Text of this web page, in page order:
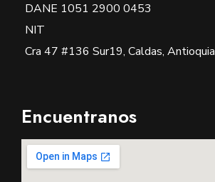
DANE 1051 2900 0453
NIT
Cra 47 #136 Sur19, Caldas, Antioquia
Encuentranos